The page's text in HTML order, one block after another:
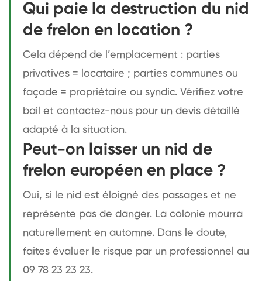
Qui paie la destruction du nid
de frelon en location ?
Cela dépend de l’emplacement : parties
privatives = locataire ; parties communes ou
façade = propriétaire ou syndic. Vérifiez votre
bail et contactez-nous pour un devis détaillé
adapté à la situation.
Peut-on laisser un nid de
frelon européen en place ?
Oui, si le nid est éloigné des passages et ne
représente pas de danger. La colonie mourra
naturellement en automne. Dans le doute,
faites évaluer le risque par un professionnel au
09 78 23 23 23.